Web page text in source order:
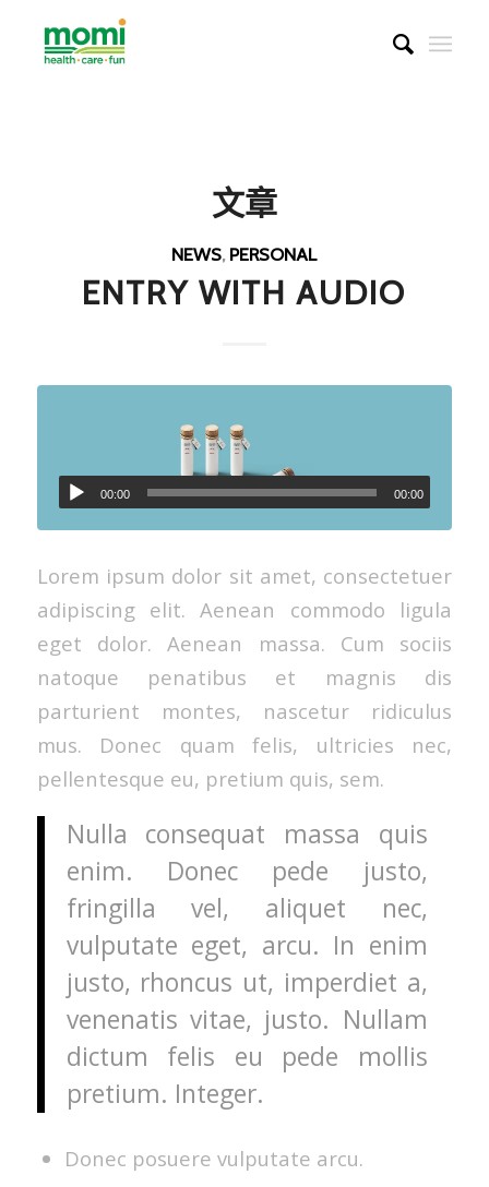
文章
NEWS, PERSONAL
ENTRY WITH AUDIO
00:00 00:00
Lorem ipsum dolor sit amet, consectetuer
adipiscing elit. Aenean commodo ligula
eget dolor. Aenean massa. Cum sociis
natoque penatibus et magnis dis
parturient montes, nascetur ridiculus
mus. Donec quam felis, ultricies nec,
pellentesque eu, pretium quis, sem.
Nulla consequat massa quis
enim. Donec pede justo,
fringilla vel, aliquet nec,
vulputate eget, arcu. In enim
justo, rhoncus ut, imperdiet a,
venenatis vitae, justo. Nullam
dictum felis eu pede mollis
pretium. Integer.
Donec posuere vulputate arcu.